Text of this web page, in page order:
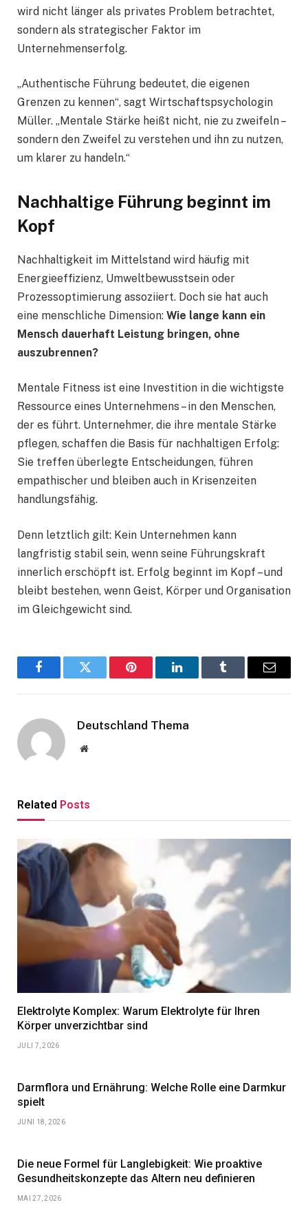
wird nicht länger als privates Problem betrachtet,
sondern als strategischer Faktor im
Unternehmenserfolg.
„Authentische Führung bedeutet, die eigenen
Grenzen zu kennen“, sagt Wirtschaftspsychologin
Müller. „Mentale Stärke heißt nicht, nie zu zweifeln –
sondern den Zweifel zu verstehen und ihn zu nutzen,
um klarer zu handeln.“
Nachhaltige Führung beginnt im
Kopf
Nachhaltigkeit im Mittelstand wird häufig mit
Energieeffizienz, Umweltbewusstsein oder
Prozessoptimierung assoziiert. Doch sie hat auch
eine menschliche Dimension: Wie lange kann ein
Mensch dauerhaft Leistung bringen, ohne
auszubrennen?
Mentale Fitness ist eine Investition in die wichtigste
Ressource eines Unternehmens – in den Menschen,
der es führt. Unternehmer, die ihre mentale Stärke
pflegen, schaffen die Basis für nachhaltigen Erfolg:
Sie treffen überlegte Entscheidungen, führen
empathischer und bleiben auch in Krisenzeiten
handlungsfähig.
Denn letztlich gilt: Kein Unternehmen kann
langfristig stabil sein, wenn seine Führungskraft
innerlich erschöpft ist. Erfolg beginnt im Kopf – und
bleibt bestehen, wenn Geist, Körper und Organisation
im Gleichgewicht sind.
FacebookTwitter Pinterest LinkedInTumblr Email
Deutschland Thema
Website
Related Posts
Elektrolyte Komplex: Warum Elektrolyte für Ihren
Körper unverzichtbar sind
JULI 7, 2026
Darmflora und Ernährung: Welche Rolle eine Darmkur
spielt
JUNI 18, 2026
Die neue Formel für Langlebigkeit: Wie proaktive
Gesundheitskonzepte das Altern neu definieren
MAI 27, 2026